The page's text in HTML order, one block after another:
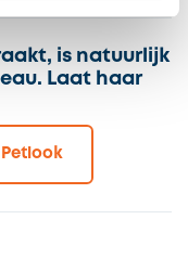
is natuurlijk
Laat haar